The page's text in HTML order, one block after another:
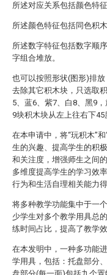
所述对应关系包括颜色特
所述颜色特征包括同色积
所述数字特征包括数字顺
字组合堆放。
也可以按照形状(图形)排
去除其它积木块，只选取
5、蓝6、紫7、白8、黑9
9块积木块从左上往右下45
在本申请中，将“玩积木”
生的兴趣、提高学生的积
和关注度，增强师生之间
多维度提高学生的学习效
行为和生活自理相关能力
将多种教学功能集中于一
少学生对多个教学用具总
练时间占比，提高了教学
在本发明中，一种多功能
学用具，包括：托盘部分